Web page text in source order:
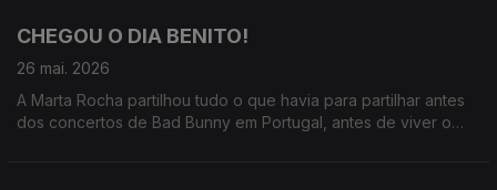
CHEGOU O DIA BENITO!
26 mai. 2026
A Marta Rocha partilhou tudo o que havia para partilhar antes
dos concertos de Bad Bunny em Portugal, antes de viver o